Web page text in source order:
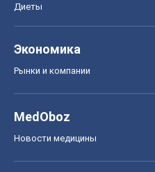
Диеты
Экономика
Рынки и компании
MedOboz
Новости медицины